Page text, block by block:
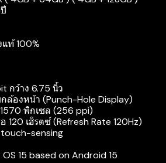
แท้ 100%
กว้าง 6.75 นิ้ว
ล้องหน้า (Punch-Hole Display)
พิกเซล (256 ppi)
120 เฮิรตซ์ (Refresh Rate 120Hz)
sensing
15 based on Android 15